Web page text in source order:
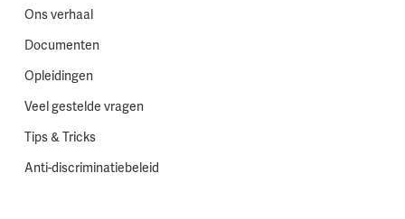
Ons verhaal
Documenten
Opleidingen
Veel gestelde vragen
Tips & Tricks
Anti-discriminatiebeleid